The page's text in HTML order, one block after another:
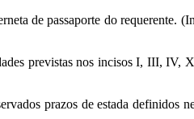
de passaporte do requerente.
previstas nos incisos I, III,
prazos de estada definidos